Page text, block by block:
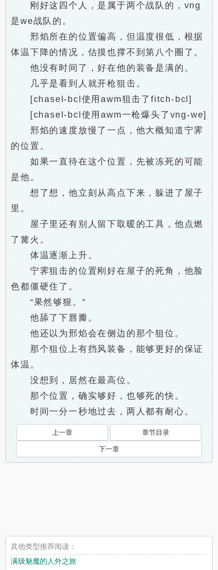
刚好这四个人，是属于两个战队的，vng
是we战队的。
邢焰所在的位置偏高，但温度很低，根据
体温下降的情况，估摸也撑不到第八个圈了。
他没有时间了，好在他的装备是满的。
几乎是看到人就开枪狙击。
[chasel-bcl使用awm狙击了fitch-bcl]
[chasel-bcl使用awm一枪爆头了vng-we]
邢焰的速度放慢了一点，他大概知道宁霁
的位置。
如果一直待在这个位置，先被冻死的可能
是他。
想了想，他立刻从高点下来，躲进了屋子
里。
屋子里还有别人留下取暖的工具，他点燃
了篝火。
体温逐渐上升。
宁霁狙击的位置刚好在屋子的死角，他脸
色都僵硬住了。
“果然够狠。”
他舔了下唇瓣。
他还以为邢焰会在侧边的那个狙位。
那个狙位上有挡风装备，能够更好的保证
体温。
没想到，居然在最高位。
那个位置，确实够好，也够死的快。
时间一分一秒地过去，两人都有耐心。
上一章 章节目录
下一章
其他类型推荐阅读：
满级魅魔的人外之旅